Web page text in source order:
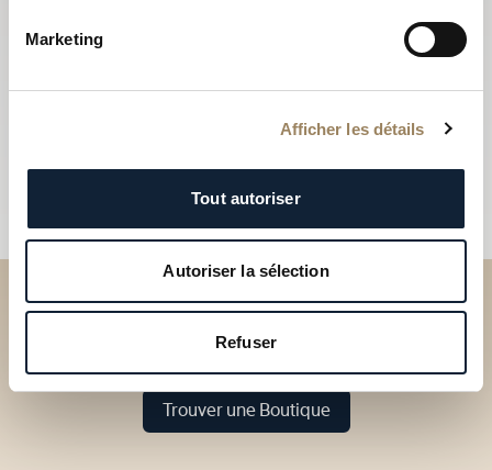
Marketing
Afficher les détails
Tout autoriser
Autoriser la sélection
Refuser
Découvrez nos collections
en Boutique
Trouver une Boutique